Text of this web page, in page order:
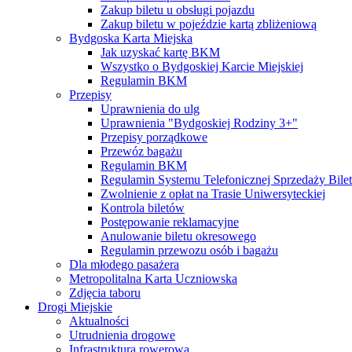
Zakup biletu u obsługi pojazdu
Zakup biletu w pojeździe kartą zbliżeniową
Bydgoska Karta Miejska
Jak uzyskać kartę BKM
Wszystko o Bydgoskiej Karcie Miejskiej
Regulamin BKM
Przepisy
Uprawnienia do ulg
Uprawnienia "Bydgoskiej Rodziny 3+"
Przepisy porządkowe
Przewóz bagażu
Regulamin BKM
Regulamin Systemu Telefonicznej Sprzedaży
Zwolnienie z opłat na Trasie Uniwersyteckiej
Kontrola biletów
Postępowanie reklamacyjne
Anulowanie biletu okresowego
Regulamin przewozu osób i bagażu
Dla młodego pasażera
Metropolitalna Karta Uczniowska
Zdjęcia taboru
Drogi Miejskie
Aktualności
Utrudnienia drogowe
Infrastruktura rowerowa